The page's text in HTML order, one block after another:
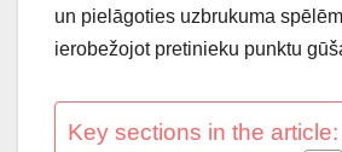
un pielāgoties uzbrukuma
ierobežojot pretinieku punktu
Key sections in the article: